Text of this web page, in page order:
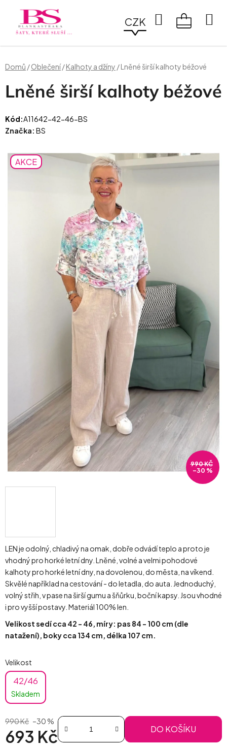
obsah
CZK
Hledat
Domů /Oblečení/Kalhoty a džíny /Lněné širší kalhoty béžové
LEN je odolný, chladivý na omak, dobře odvádí teplo a proto je
vhodný pro horké letní dny. Lněné, volné a velmi pohodové
kalhoty pro horké letní dny, na dovolenou, do města, na víkend.
Skvělé například na cestování - do letadla, do auta. Jednoduchý,
volný střih, v pase na širší gumu a šňůrku, boční kapsy. Jsou vhodné
i pro vyšší postavy. Materiál 100% len.
Velikost sedí cca 42 - 46, míry: pas 84 - 100 cm (dle
natažení), boky cca 134 cm, délka 107 cm.
Velikost
42/46
Skladem
990 Kč –30 %
693 Kč DO KOŠÍKU
Lněné širší kalhoty béžové
Kód:A11642-42-46-BS
Značka: BS
AKCE
990 KČ
–30 %